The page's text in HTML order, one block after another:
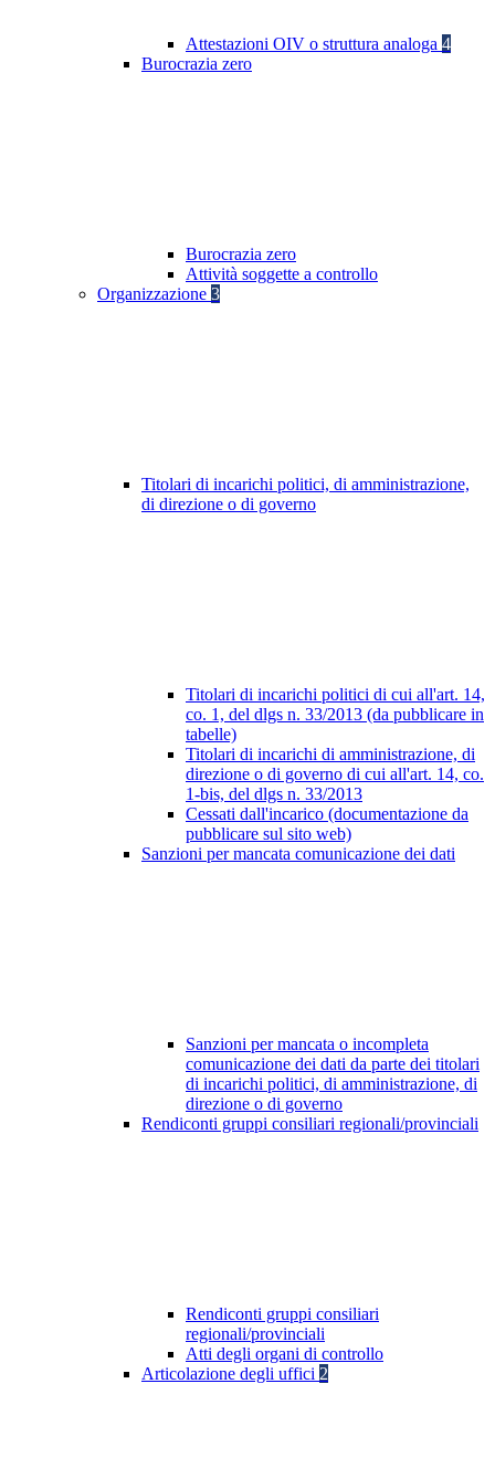
Attestazioni OIV o struttura analoga 4
Burocrazia zero
Burocrazia zero
Attività soggette a controllo
Organizzazione 3
Titolari di incarichi politici, di amministrazione,
di direzione o di governo
Titolari di incarichi politici di cui all'art. 14,
co. 1, del dlgs n. 33/2013 (da pubblicare in
tabelle)
Titolari di incarichi di amministrazione, di
direzione o di governo di cui all'art. 14, co.
1-bis, del dlgs n. 33/2013
Cessati dall'incarico (documentazione da
pubblicare sul sito web)
Sanzioni per mancata comunicazione dei dati
Sanzioni per mancata o incompleta
comunicazione dei dati da parte dei titolari
di incarichi politici, di amministrazione, di
direzione o di governo
Rendiconti gruppi consiliari regionali/provinciali
Rendiconti gruppi consiliari
regionali/provinciali
Atti degli organi di controllo
Articolazione degli uffici 2